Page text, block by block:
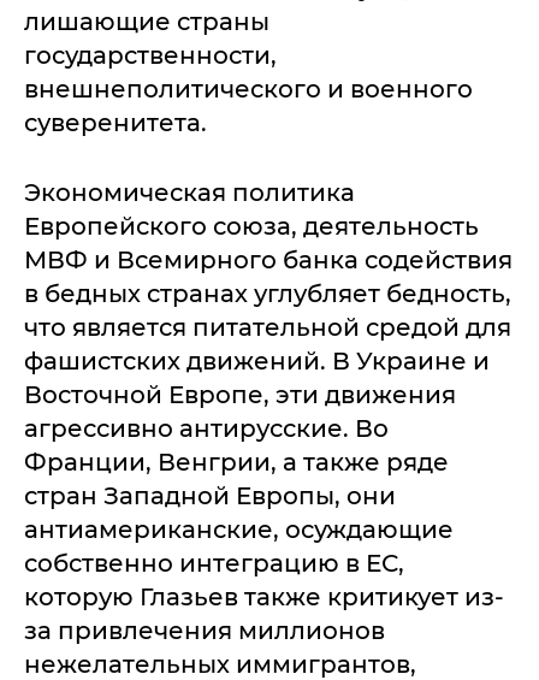
лишающие страны
государственности,
внешнеполитического и военного
суверенитета.
Экономическая политика
Европейского союза, деятельность
МВФ и Всемирного банка содействия
в бедных странах углубляет бедность,
что является питательной средой для
фашистских движений. В Украине и
Восточной Европе, эти движения
агрессивно антирусские. Во
Франции, Венгрии, а также ряде
стран Западной Европы, они
антиамериканские, осуждающие
собственно интеграцию в ЕС,
которую Глазьев также критикует из-
за привлечения миллионов
нежелательных иммигрантов,